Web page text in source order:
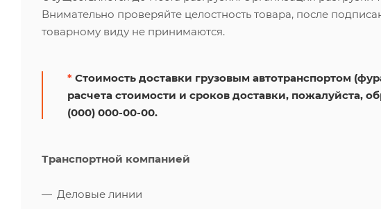
Внимательно проверяйте целостность товара, после
товарному виду не принимаются.
* Стоимость доставки грузовым автотранспортом
расчета стоимости и сроков доставки, пожалуйста,
(000) 000-00-00.
Транспортной компанией
Деловые линии